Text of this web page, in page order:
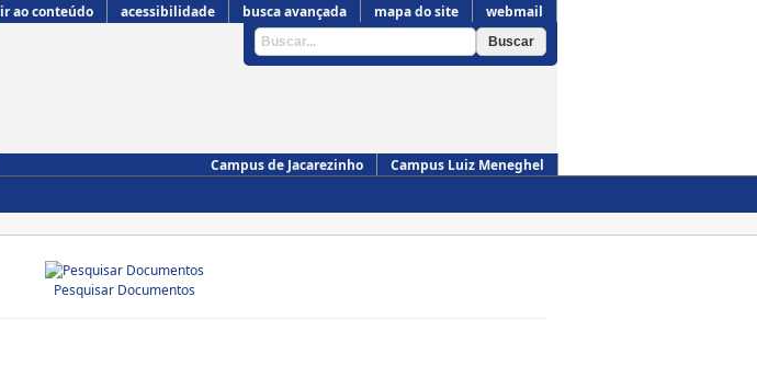
webmail
mapa do site
busca avançada
acessibilidade
ir ao conteúdo
Campus Luiz Meneghel
Campus de Jacarezinho
Pesquisar Documentos